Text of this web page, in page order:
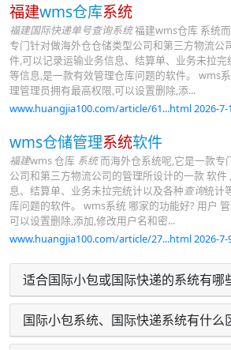
福建wms仓库系统
福建国际快递单号查询系统福建wms仓库 系统
专门针对做海外仓仓储类型公司和第三方物流公
件,可以记录运输业务信息、结算单、业务未拉
等信息,是一款有效管理仓库问题的软件。 wms
理管理员拥有最高权限,可以设置删除,添...
www.huangjia100.com/article/61...html 2026-7-
wms仓储管理系统软件
福建wms 仓库 系统而海外仓系统呢,它是一款专
公司和第三方物流公司的管理所设计的一款 软件
息、结算单、业务未拉完统计以及各种查询统计
库问题的软件。 wms系统 哪家的功能好? 用户
可以设置删除,添加,修改用户名和密...
www.huangjia100.com/article/27...html 2026-7-
适合国际小包或国际快递的系统有哪
国际小包系统、国际快递系统有什么